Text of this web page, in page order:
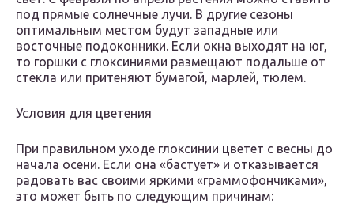
под прямые солнечные лучи. В другие сезоны
оптимальным местом будут западные или
восточные подоконники. Если окна выходят на юг,
то горшки с глоксиниями размещают подальше от
стекла или притеняют бумагой, марлей, тюлем.
Условия для цветения
При правильном уходе глоксинии цветет с весны до
начала осени. Если она «бастует» и отказывается
радовать вас своими яркими «граммофончиками»,
это может быть по следующим причинам: